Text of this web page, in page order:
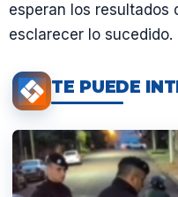
esperan los resultados
esclarecer lo sucedido.
TE PUEDE